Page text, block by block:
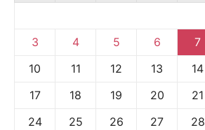
3
4 5 6 7
10
11 12 13 14
17
18 19 20 21
24
25 26 27 28